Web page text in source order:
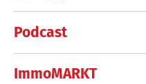
Podcast
ImmoMARKT